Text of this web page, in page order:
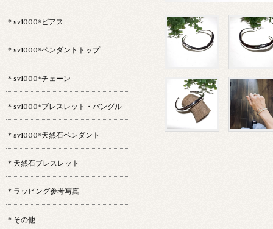
＊sv1000*ピアス
＊sv1000*ペンダントトップ
＊sv1000*チェーン
＊sv1000*ブレスレット・バングル
＊sv1000*天然石ペンダント
＊天然石ブレスレット
＊ラッピング参考写真
＊その他